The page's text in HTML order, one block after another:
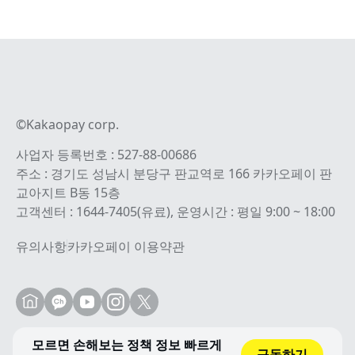
모르면 손해보는 정책 정보 빠르게
©Kakaopay corp.
사업자 등록번호 : 527-88-00686
주소 : 경기도 성남시 분당구 판교역로 166 카카오페이 판
교아지트 B동 15층
고객센터 : 1644-7405(유료), 운영시간 : 평일 9:00 ~ 18:00
유의사항카카오페이 이용약관